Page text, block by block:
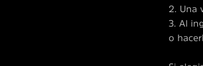
2. Una
3. Al
o